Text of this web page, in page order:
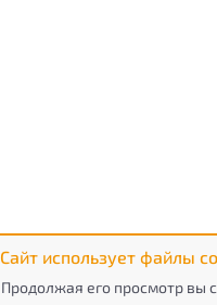
Сайт использует файлы
Продолжая его просмотр вы